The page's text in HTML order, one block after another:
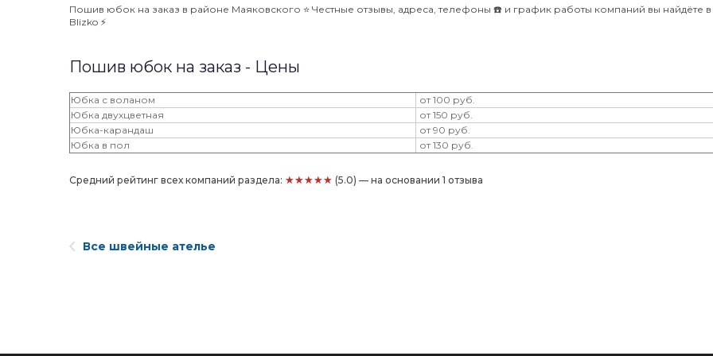
Пошив юбок на заказ в районе Маяковского ⭐️ Честные отзывы, адреса, телефоны ☎️ и график работы компаний вы найдёте в
Blizko ⚡️
Пошив юбок на заказ - Цены
Юбка с воланом
от 100 руб.
Юбка двухцветная
от 150 руб.
Юбка-карандаш
от 90 руб.
Юбка в пол
от 130 руб.
Средний рейтинг всех компаний раздела: ★★★★★ (5.0) — на основании 1 отзыва
Все швейные ателье